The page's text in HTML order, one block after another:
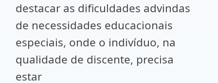
destacar as dificuldades advindas
de necessidades educacionais
especiais, onde o indivíduo, na
qualidade de discente, precisa
estar